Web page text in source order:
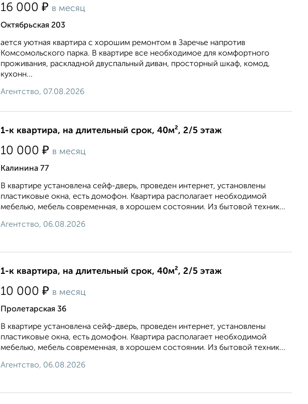
16 000 ₽ в месяц
Октябрьская 203
ается уютная квартира с хорошим ремонтом в Заречье напротив
Комсомольского парка. В квартире все необходимое для комфортного
проживания, раскладной двуспальный диван, просторный шкаф, комод,
кухонн...
Агентство, 07.08.2026
1-к квартира, на длительный срок, 40м², 2/5 этаж
10 000 ₽ в месяц
Калинина 77
В квартире установлена сейф-дверь, проведен интернет, установлены
пластиковые окна, есть домофон. Квартира располагает необходимой
мебелью, мебель современная, в хорошем состоянии. Из бытовой техник...
Агентство, 06.08.2026
1-к квартира, на длительный срок, 40м², 2/5 этаж
10 000 ₽ в месяц
Пролетарская 36
В квартире установлена сейф-дверь, проведен интернет, установлены
пластиковые окна, есть домофон. Квартира располагает необходимой
мебелью, мебель современная, в хорошем состоянии. Из бытовой техник...
Агентство, 06.08.2026